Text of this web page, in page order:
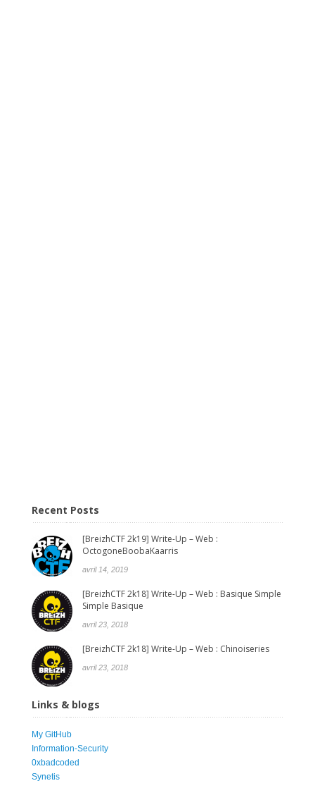
Recent Posts
[BreizhCTF 2k19] Write-Up – Web :
OctogoneBoobaKaarris
avril 14, 2019
[BreizhCTF 2k18] Write-Up – Web : Basique Simple
Simple Basique
avril 23, 2018
[BreizhCTF 2k18] Write-Up – Web : Chinoiseries
avril 23, 2018
Links & blogs
My GitHub
Information-Security
0xbadcoded
Synetis